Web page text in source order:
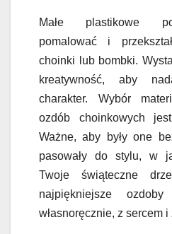
Małe plastikowe
pomalować i
choinki lub bombki.
kreatywność, aby
charakter. Wybór
ozdób choinkowych
Ważne, aby były one
pasowały do stylu, w
Twoje świąteczne
najpiękniejsze
własnoręcznie, z sercem